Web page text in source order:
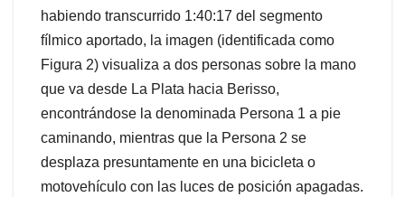
habiendo transcurrido 1:40:17 del segmento
fílmico aportado, la imagen (identificada como
Figura 2) visualiza a dos personas sobre la mano
que va desde La Plata hacia Berisso,
encontrándose la denominada Persona 1 a pie
caminando, mientras que la Persona 2 se
desplaza presuntamente en una bicicleta o
motovehículo con las luces de posición apagadas.